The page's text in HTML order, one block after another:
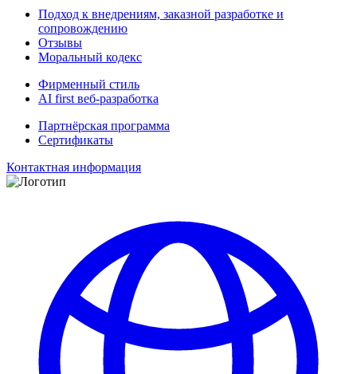
Подход к внедрениям, заказной разработке и
сопровождению
Отзывы
Моральный кодекс
Фирменный стиль
AI first веб-разработка
Партнёрская программа
Сертификаты
Контактная информация